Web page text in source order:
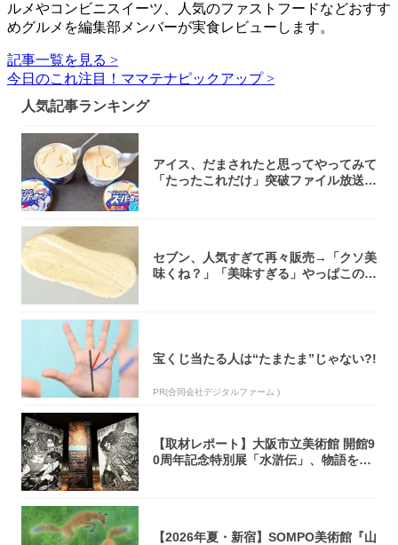
ルメやコンビニスイーツ、人気のファストフードなどおすす
めグルメを編集部メンバーが実食レビューします。
記事一覧を見る >
今日のこれ注目！ママテナピックアップ >
人気記事ランキング
アイス、だまされたと思ってやってみて
「たったこれだけ」突破ファイル放送で
セブン、人気すぎて再々販売→「クソ美
味くね？」「美味すぎる」やっぱこのク
宝くじ当たる人は“たまたま”じゃない?!
PR(合同会社デジタルファーム )
【取材レポート】大阪市立美術館 開館9
0周年記念特別展「水滸伝」、物語を知
【2026年夏・新宿】SOMPO美術館『山